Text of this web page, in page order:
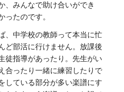
、みんなで助け合いができ
ったのです。
、中学校の教師って本当に忙
ど部活に行けません。放課後
徒指導があったり。先生がい
合ったり一緒に練習したりで
している部分が多い楽譜にす